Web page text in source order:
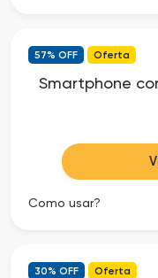
57% OFF Oferta
Smartphone
Como usar?
30% OFF Oferta